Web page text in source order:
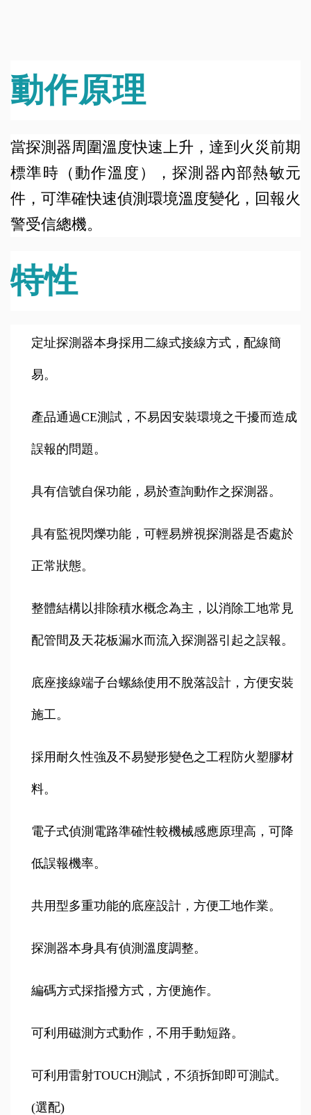
動作原理
當探測器周圍溫度快速上升，達到火災前期
標準時（動作溫度），探測器內部熱敏元
件，可準確快速偵測環境溫度變化，回報火
警受信總機。
特性
定址探測器本身採用二線式接線方式，配線簡
易。
產品通過CE測試，不易因安裝環境之干擾而造成
誤報的問題。
具有信號自保功能，易於查詢動作之探測器。
具有監視閃爍功能，可輕易辨視探測器是否處於
正常狀態。
整體結構以排除積水概念為主，以消除工地常見
配管間及天花板漏水而流入探測器引起之誤報。
底座接線端子台螺絲使用不脫落設計，方便安裝
施工。
採用耐久性強及不易變形變色之工程防火塑膠材
料。
電子式偵測電路準確性較機械感應原理高，可降
低誤報機率。
共用型多重功能的底座設計，方便工地作業。
探測器本身具有偵測溫度調整。
編碼方式採指撥方式，方便施作。
可利用磁測方式動作，不用手動短路。
可利用雷射TOUCH測試，不須拆卸即可測試。
(選配)